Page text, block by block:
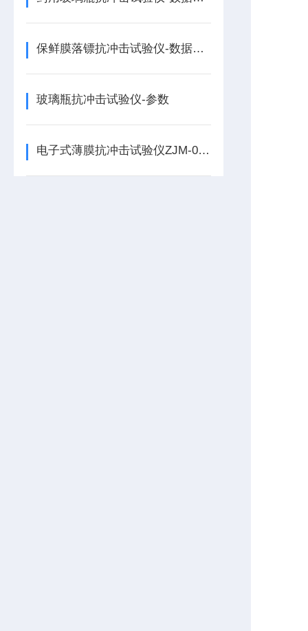
保鲜膜落镖抗冲击试验仪-数据可追溯
玻璃瓶抗冲击试验仪-参数
电子式薄膜抗冲击试验仪ZJM-06的结构组成介绍